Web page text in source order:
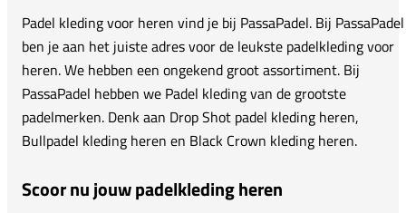
Padel kleding voor heren vind je bij PassaPadel. Bij PassaPadel
ben je aan het juiste adres voor de leukste padelkleding voor
heren. We hebben een ongekend groot assortiment. Bij
PassaPadel hebben we Padel kleding van de grootste
padelmerken. Denk aan Drop Shot padel kleding heren,
Bullpadel kleding heren en Black Crown kleding heren.
Scoor nu jouw padelkleding heren